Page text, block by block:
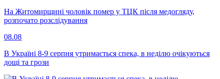
На Житомирщині чоловік помер у ТЦК після медогляду,
розпочато розслідування
08.08
В Україні 8-9 серпня утримається спека, в неділю очікуються
дощі та грози